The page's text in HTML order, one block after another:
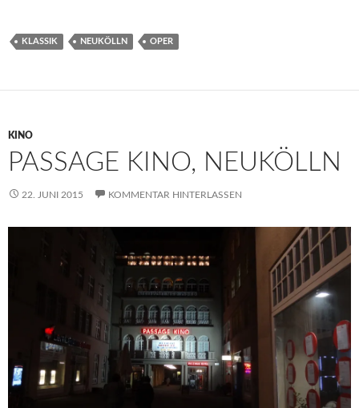
KLASSIK NEUKÖLLN OPER
KINO
PASSAGE KINO, NEUKÖLLN
22. JUNI 2015 KOMMENTAR HINTERLASSEN